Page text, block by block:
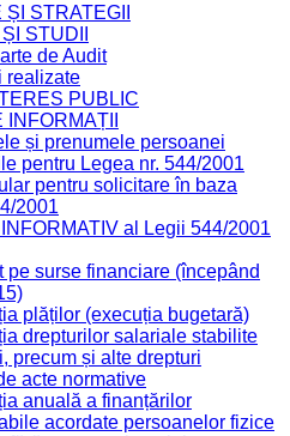
STRATEGII
STUDII
de Audit
realizate
PUBLIC
și prenumele persoanei
pentru Legea nr. 544/2001
pentru solicitare în baza
2001
al Legii 544/2001
pe surse financiare (începând
plăților (execuția bugetară)
drepturilor salariale stabilite
precum și alte drepturi
acte normative
anuală a finanțărilor
acordate persoanelor fizice